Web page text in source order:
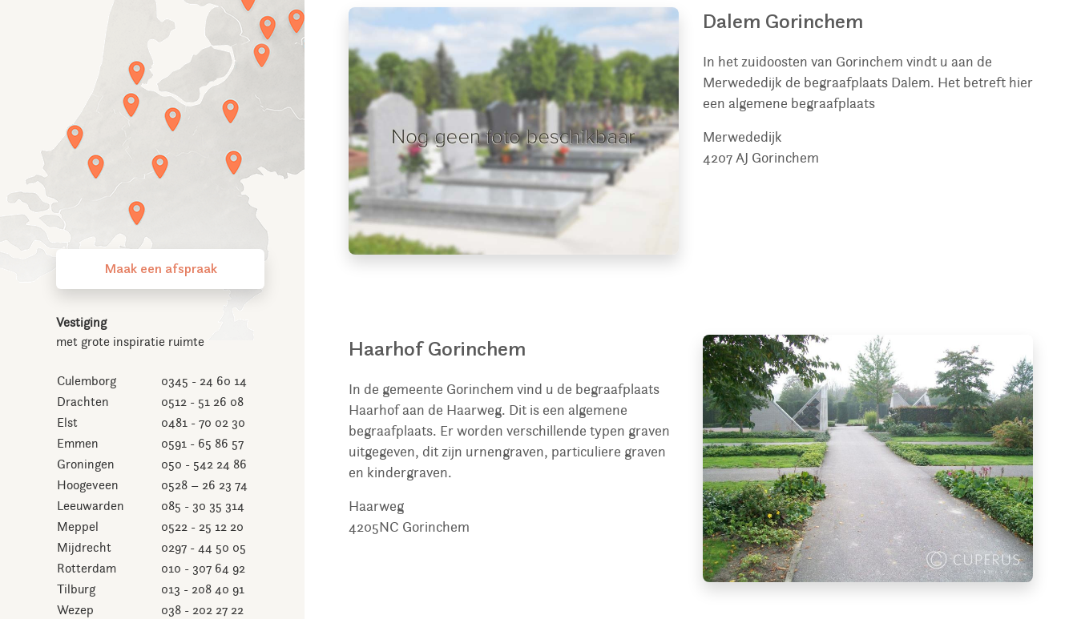
Maak een afspraak
Vestiging
met grote inspiratie ruimte
Culemborg
0345 - 24 60 14
Drachten
0512 - 51 26 08
Elst
0481 - 70 02 30
Emmen
0591 - 65 86 57
Groningen
050 - 542 24 86
Hoogeveen
0528 – 26 23 74
Leeuwarden
085 - 30 35 314
Meppel
0522 - 25 12 20
Mijdrecht
0297 - 44 50 05
Rotterdam
010 - 307 64 92
Tilburg
013 - 208 40 91
Wezep
038 - 202 27 22
Dalem Gorinchem
In het zuidoosten van Gorinchem vindt u aan de
Merwededijk de begraafplaats Dalem. Het betreft hier
een algemene begraafplaats
Merwededijk
4207 AJ Gorinchem
Haarhof Gorinchem
In de gemeente Gorinchem vind u de begraafplaats
Haarhof aan de Haarweg. Dit is een algemene
begraafplaats. Er worden verschillende typen graven
uitgegeven, dit zijn urnengraven, particuliere graven
en kindergraven.
Haarweg
4205NC Gorinchem